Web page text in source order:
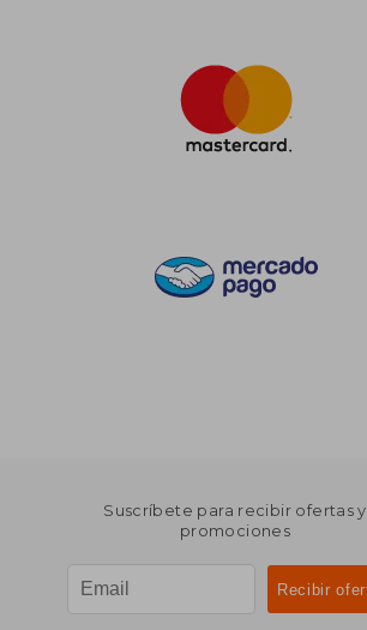
Suscríbete para recibir ofertas y
promociones